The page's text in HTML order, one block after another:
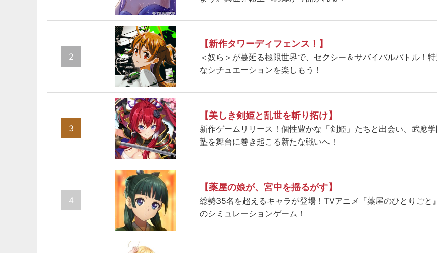
2
【新作タワーディフェンス！】
＜奴ら＞が蔓延る極限世界で、セクシー＆サバイバルバトル！
なシチュエーションを楽しもう！
3
【美しき剣姫と乱世を斬り拓け】
新作ゲームリリース！個性豊かな「剣姫」たちと出会い、武應
塾を舞台に巻き起こる新たな戦いへ！
4
【薬屋の娘が、宮中を揺るがす】
総勢35名を超えるキャラが登場！TVアニメ『薬屋のひとりごと』
のシミュレーションゲーム！